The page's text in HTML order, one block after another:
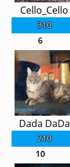
310
Cello_Cello
6
210
Dada DaDa
10